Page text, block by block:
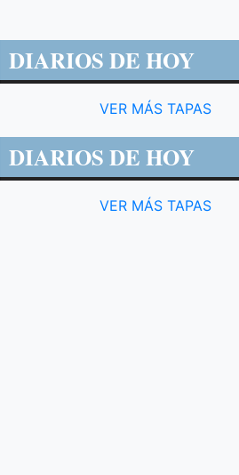
DIARIOS DE HOY
VER MÁS TAPAS
DIARIOS DE HOY
VER MÁS TAPAS